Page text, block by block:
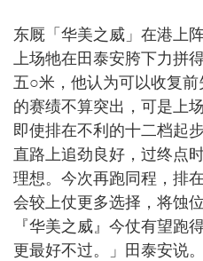
东厩「华美之威」在港上
上场牠在田泰安胯下力拼
五○米，他认为可以收复前
的赛绩不算突出，可是上
即使排在不利的十二档起
直路上追劲良好，过终点
理想。今次再跑同程，排
会较上仗更多选择，将蚀
『华美之威』今仗有望跑
更最好不过。」田泰安说。